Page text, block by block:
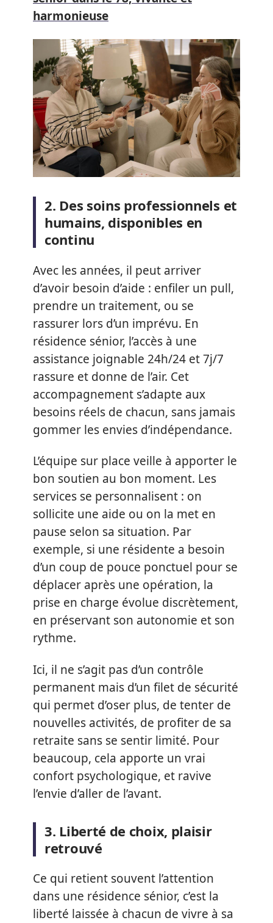
harmonieuse
2. Des soins professionnels et
humains, disponibles en
continu
Avec les années, il peut arriver
d’avoir besoin d’aide : enfiler un pull,
prendre un traitement, ou se
rassurer lors d’un imprévu. En
résidence sénior, l’accès à une
assistance joignable 24h/24 et 7j/7
rassure et donne de l’air. Cet
accompagnement s’adapte aux
besoins réels de chacun, sans jamais
gommer les envies d’indépendance.
L’équipe sur place veille à apporter le
bon soutien au bon moment. Les
services se personnalisent : on
sollicite une aide ou on la met en
pause selon sa situation. Par
exemple, si une résidente a besoin
d’un coup de pouce ponctuel pour se
déplacer après une opération, la
prise en charge évolue discrètement,
en préservant son autonomie et son
rythme.
Ici, il ne s’agit pas d’un contrôle
permanent mais d’un filet de sécurité
qui permet d’oser plus, de tenter de
nouvelles activités, de profiter de sa
retraite sans se sentir limité. Pour
beaucoup, cela apporte un vrai
confort psychologique, et ravive
l’envie d’aller de l’avant.
3. Liberté de choix, plaisir
retrouvé
Ce qui retient souvent l’attention
dans une résidence sénior, c’est la
liberté laissée à chacun de vivre à sa